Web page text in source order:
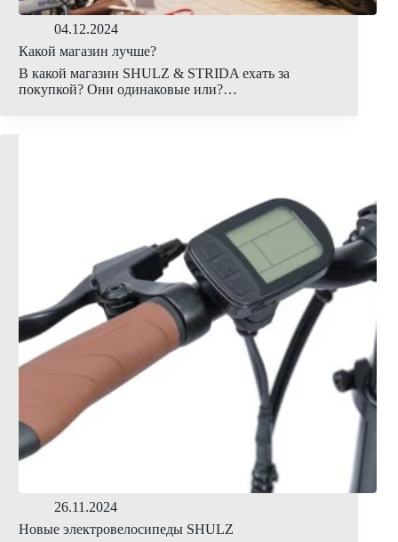
04.12.2024
Какой магазин лучше?
В какой магазин SHULZ & STRIDA ехать за
покупкой? Они одинаковые или?…
26.11.2024
Новые электровелосипеды SHULZ